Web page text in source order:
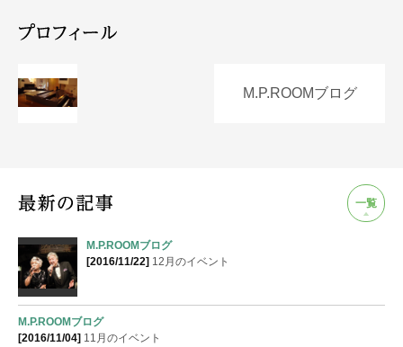
M.P.ROOMブログ
一覧
M.P.ROOMブログ
[2016/11/22] 12月のイベント
M.P.ROOMブログ
[2016/11/04] 11月のイベント